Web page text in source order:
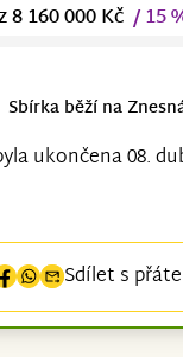
8 160 000 Kč / 15
Sbírka běží na
ukončena 08.
Sdílet s